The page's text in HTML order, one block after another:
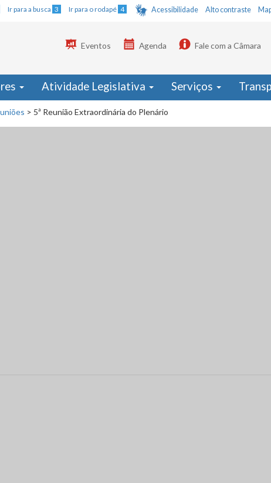
Ir para a busca 3 Ir para o rodapé 4 Acessibilidade Alto contraste
Eventos Agenda Fale com a Câmara
Atividade Legislativa Serviços
> 5ª Reunião Extraordinária do Plenário